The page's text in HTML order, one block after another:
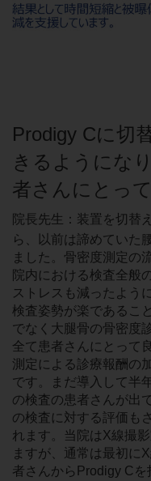
Prodigy Cに切
きるようにな
者さんにとっ
院長先生：装置を切替
ら、以前は諦めていた
ました。骨密度測定の
院内における検査全般
ストレスも減ったよう
検査姿勢が楽であるこ
でなく大腿骨の骨密度
全て患者さんにとって
測定による診療報酬の
です。まだ導入して半
の検査の患者さんが出
の検査に対する評価も
れます。当院はX線撮
ますが、通常は最初に
者さんからProdigy C